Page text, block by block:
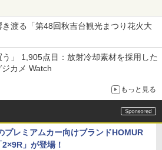
渡る「第48回秋吉台観光まつり花火大
」 1,905点目：放射冷却素材を採用した
カメ Watch
もっと見る
プレミアムカー向けブランドHOMUR
」が登場！